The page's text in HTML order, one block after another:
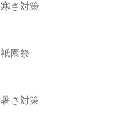
寒さ対策
祇園祭
暑さ対策